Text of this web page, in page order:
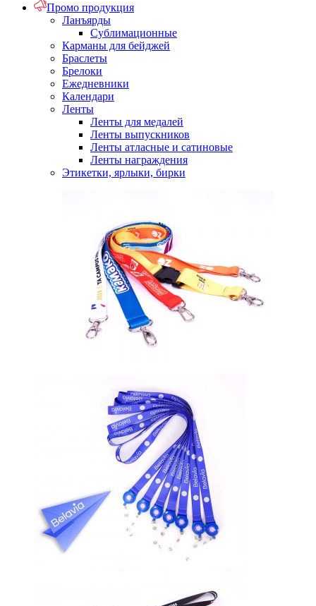
Промо продукция
Ланъярды
Сублимационные
Карманы для бейджей
Браслеты
Брелоки
Ежедневники
Календари
Ленты
Ленты для медалей
Ленты выпускников
Ленты атласные и сатиновые
Ленты награждения
Этикетки, ярлыки, бирки